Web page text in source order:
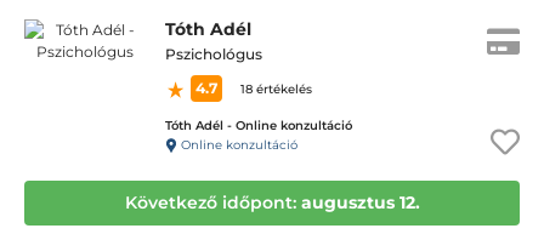
Tóth Adél
Pszichológus
4.7
18 értékelés
Tóth Adél - Online konzultáció
Online konzultáció
Következő időpont: augusztus 12.